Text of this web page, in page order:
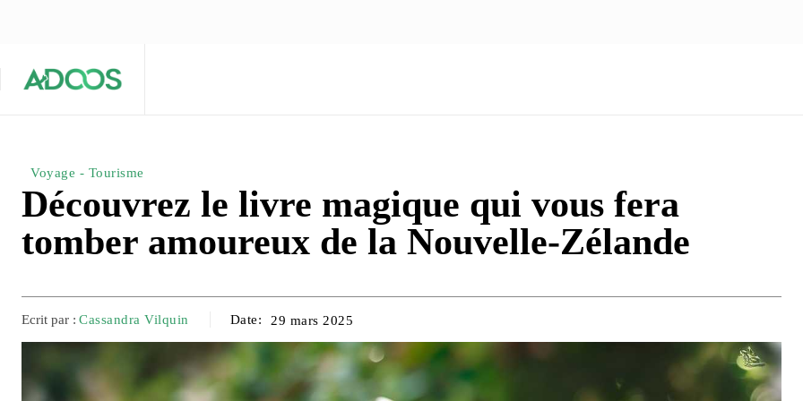
Voyage - Tourisme
Découvrez le livre magique qui vous fera
tomber amoureux de la Nouvelle-Zélande
Ecrit par : Cassandra Vilquin Date: 29 mars 2025